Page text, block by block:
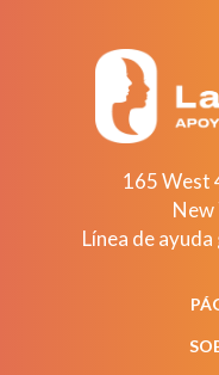
165 West
New
Línea de